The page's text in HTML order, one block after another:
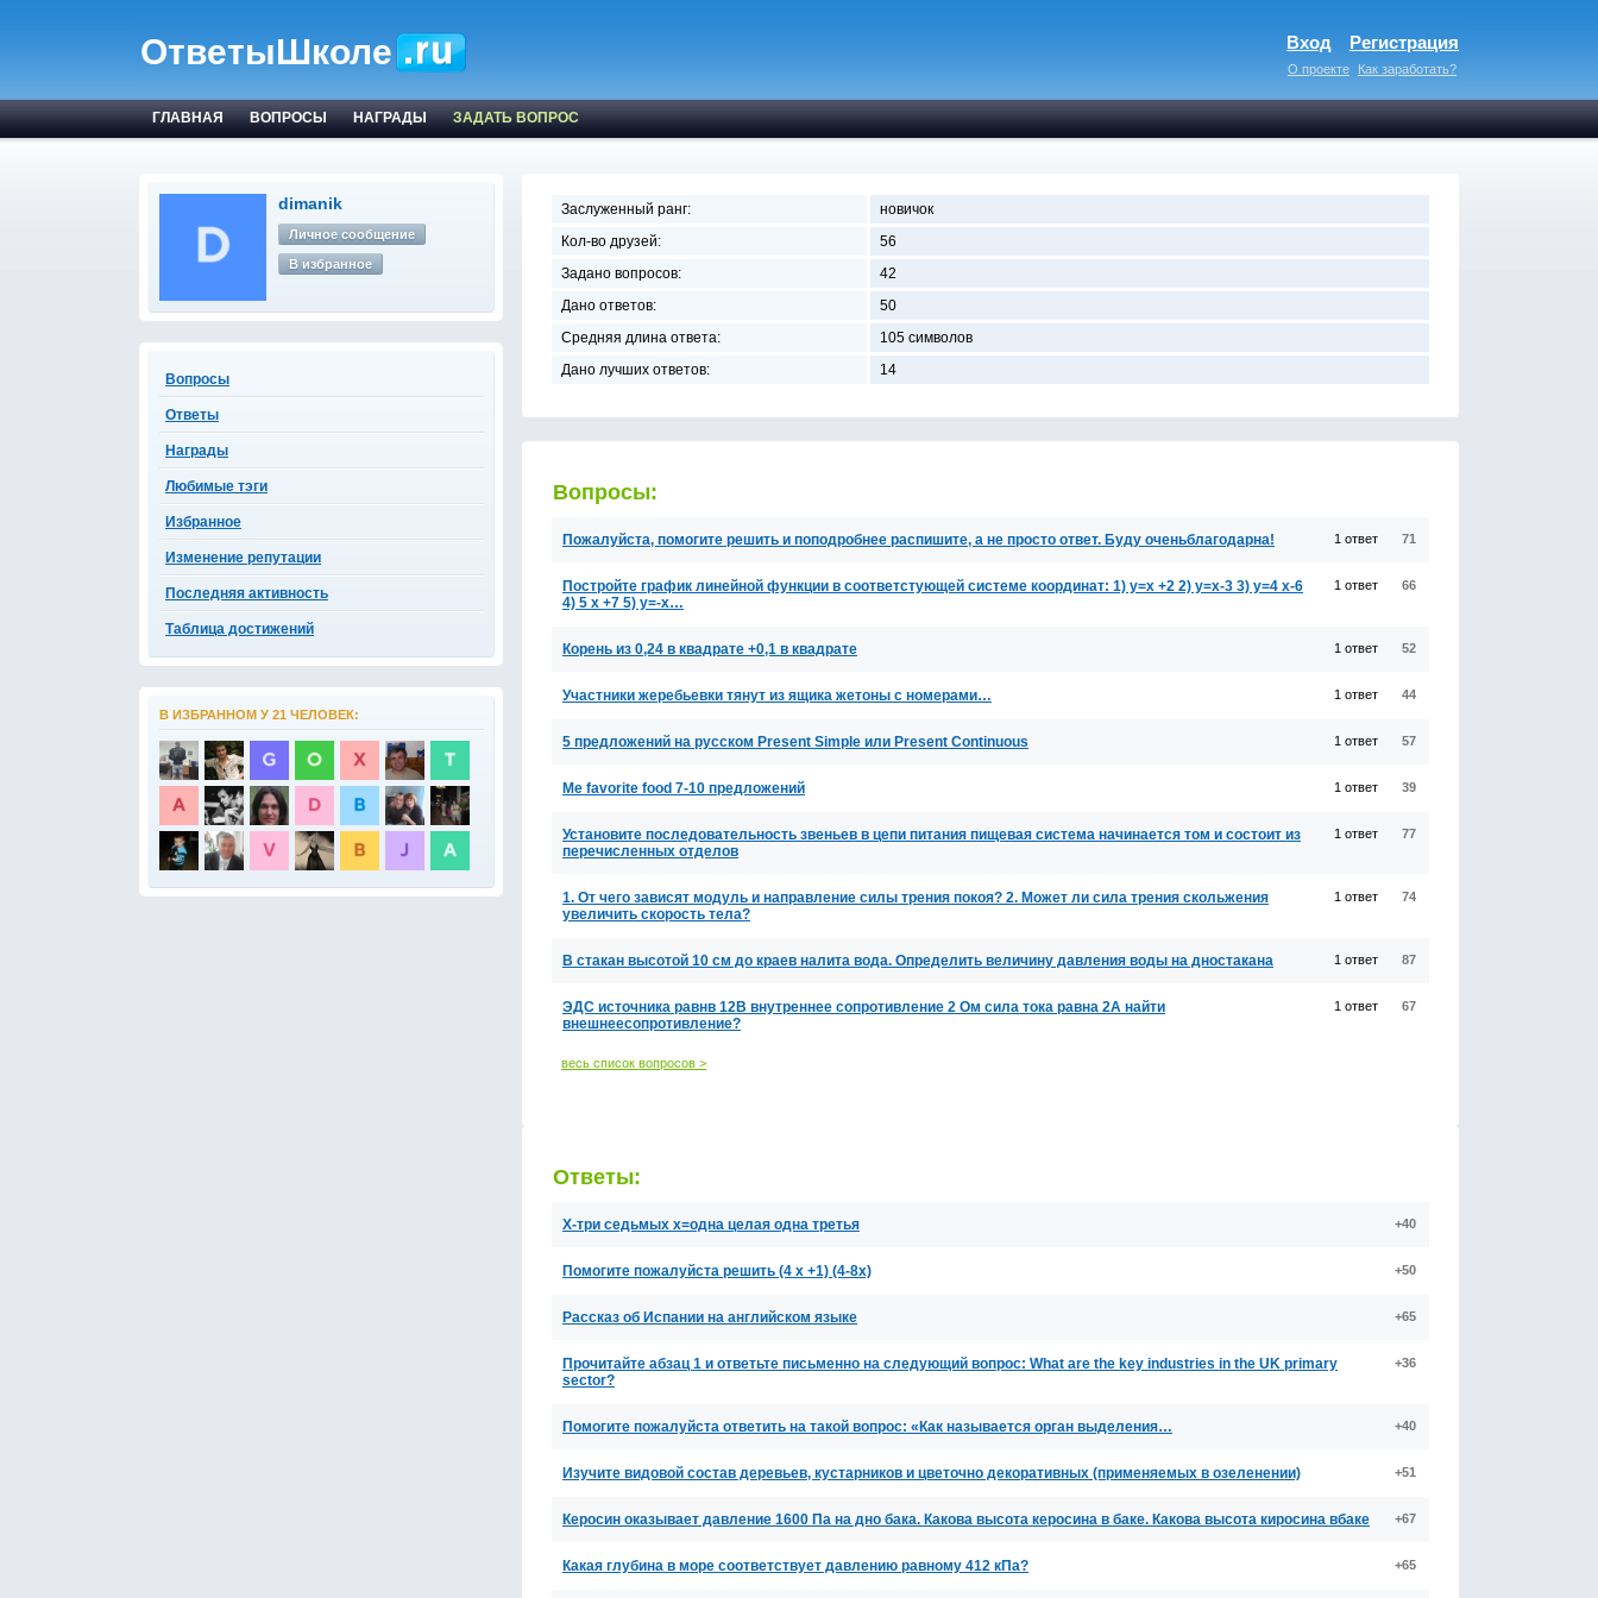
ОтветыШколе Вход Регистрация
О проекте Как заработать?
ГЛАВНАЯ ВОПРОСЫ НАГРАДЫ ЗАДАТЬ ВОПРОС
dimanik
Личное сообщение
В избранное
Вопросы
Ответы
Награды
Любимые тэги
Избранное
Изменение репутации
Последняя активность
Таблица достижений
В ИЗБРАННОМ У 21 ЧЕЛОВЕК:
Заслуженный ранг:
новичок
Кол-во друзей:
56
Задано вопросов:
42
Дано ответов:
50
Средняя длина ответа:
105 символов
Дано лучших ответов:
14
Вопросы:
Пожалуйста, помогите решить и поподробнее распишите, а не просто ответ. Буду оченьблагодарна! 1 ответ 71
Постройте график линейной функции в соответстующей системе координат: 1) у=х +2 2) у=х-3 3) у=4 х-6
4) 5 х +7 5) у=-х…
1 ответ 66
Корень из 0,24 в квадрате +0,1 в квадрате 1 ответ 52
Участники жеребьевки тянут из ящика жетоны с номерами… 1 ответ 44
5 предложений на русском Present Simple или Present Continuous 1 ответ 57
Me favorite food 7-10 предложений 1 ответ 39
Установите последовательность звеньев в цепи питания пищевая система начинается том и состоит из
перечисленных отделов
1 ответ 77
1. От чего зависят модуль и направление силы трения покоя? 2. Может ли сила трения скольжения
увеличить скорость тела?
1 ответ 74
В стакан высотой 10 см до краев налита вода. Определить величину давления воды на дностакана 1 ответ 87
ЭДС источника равнв 12В внутреннее сопротивление 2 Ом сила тока равна 2А найти
внешнеесопротивление?
1 ответ 67
весь список вопросов >
Ответы:
X-три седьмых x=одна целая одна третья +40
Помогите пожалуйста решить (4 х +1) (4-8x) +50
Рассказ об Испании на английском языке +65
Прочитайте абзац 1 и ответьте письменно на следующий вопрос: What are the key industries in the UK primary
sector?
+36
Помогите пожалуйста ответить на такой вопрос: «Как называется орган выделения… +40
Изучите видовой состав деревьев, кустарников и цветочно декоративных (применяемых в озеленении) +51
Керосин оказывает давление 1600 Па на дно бака. Какова высота керосина в баке. Какова высота киросина вбаке +67
Какая глубина в море соответствует давлению равному 412 кПа? +65